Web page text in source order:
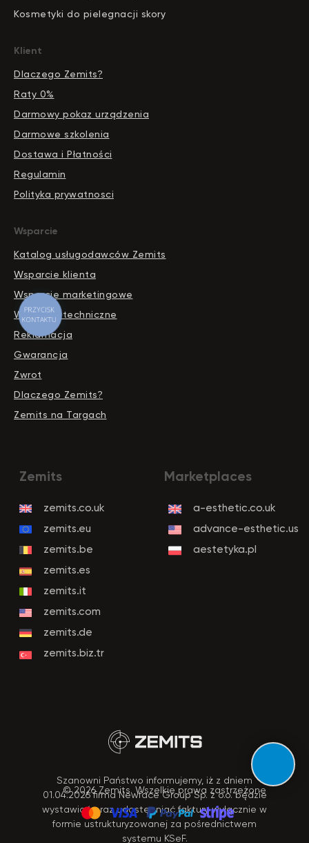
Kosmetyki do pielegnacji skory
Klient
Dlaczego Zemits?
Raty 0%
Darmowy pokaz urządzenia
Darmowe szkolenia
Dostawa i Płatności
Regulamin
Polityka prywatnosci
Wsparcie
Katalog usługodawców Zemits
Wsparcie klienta
Wsparcie marketingowe
Wsparcie techniczne
Reklamacja
Gwarancja
Zwrot
Dlaczego Zemits?
Zemits na Targach
PRZYCISK
KONTAKTU